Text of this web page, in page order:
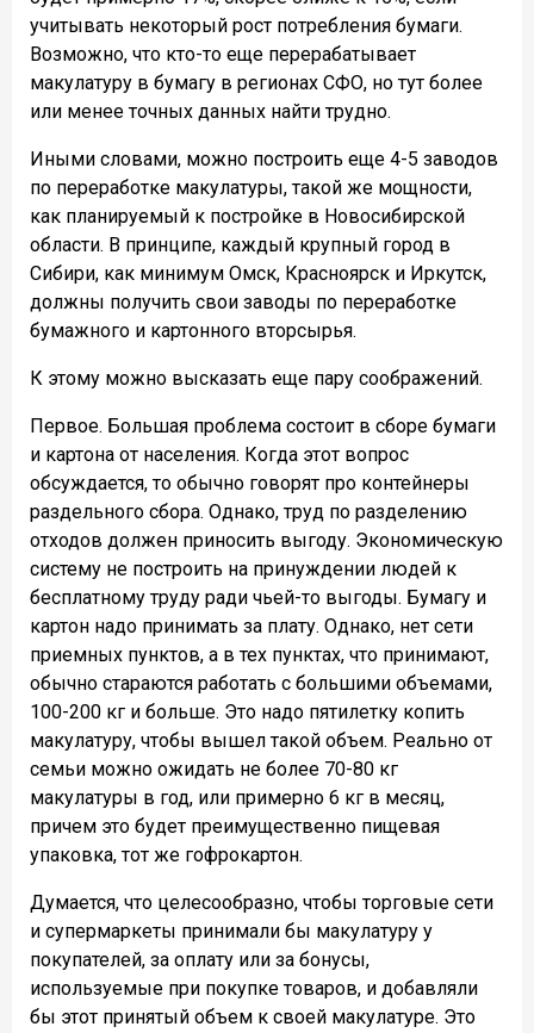
учитывать некоторый рост потребления бумаги.
Возможно, что кто-то еще перерабатывает
макулатуру в бумагу в регионах СФО, но тут более
или менее точных данных найти трудно.
Иными словами, можно построить еще 4-5 заводов
по переработке макулатуры, такой же мощности,
как планируемый к постройке в Новосибирской
области. В принципе, каждый крупный город в
Сибири, как минимум Омск, Красноярск и Иркутск,
должны получить свои заводы по переработке
бумажного и картонного вторсырья.
К этому можно высказать еще пару соображений.
Первое. Большая проблема состоит в сборе бумаги
и картона от населения. Когда этот вопрос
обсуждается, то обычно говорят про контейнеры
раздельного сбора. Однако, труд по разделению
отходов должен приносить выгоду. Экономическую
систему не построить на принуждении людей к
бесплатному труду ради чьей-то выгоды. Бумагу и
картон надо принимать за плату. Однако, нет сети
приемных пунктов, а в тех пунктах, что принимают,
обычно стараются работать с большими объемами,
100-200 кг и больше. Это надо пятилетку копить
макулатуру, чтобы вышел такой объем. Реально от
семьи можно ожидать не более 70-80 кг
макулатуры в год, или примерно 6 кг в месяц,
причем это будет преимущественно пищевая
упаковка, тот же гофрокартон.
Думается, что целесообразно, чтобы торговые сети
и супермаркеты принимали бы макулатуру у
покупателей, за оплату или за бонусы,
используемые при покупке товаров, и добавляли
бы этот принятый объем к своей макулатуре. Это